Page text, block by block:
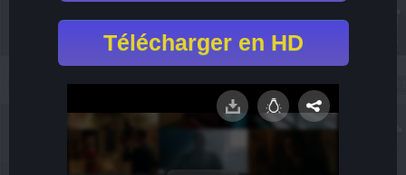
Télécharger en HD